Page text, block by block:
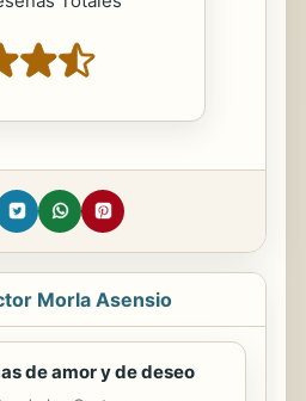
Morla Asensio
de amor y de deseo